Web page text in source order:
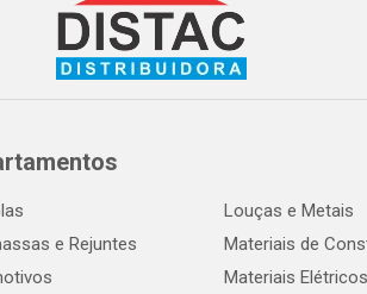
e Rejuntes
Louças e Metais
Materiais de
Materiais Elétricos